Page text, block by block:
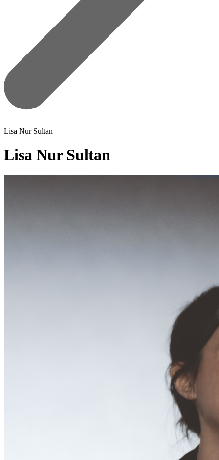
Lisa Nur Sultan
Lisa Nur Sultan